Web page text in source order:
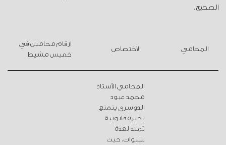
الصحيح.
المحامي الاختصاص
ارقام محامين في
خميس مشيط
المحامي الأستاذ
محمد عبود
الدوسري يتمتع
بخبرة قانونية
تمتد لعدة
سنوات، حيث